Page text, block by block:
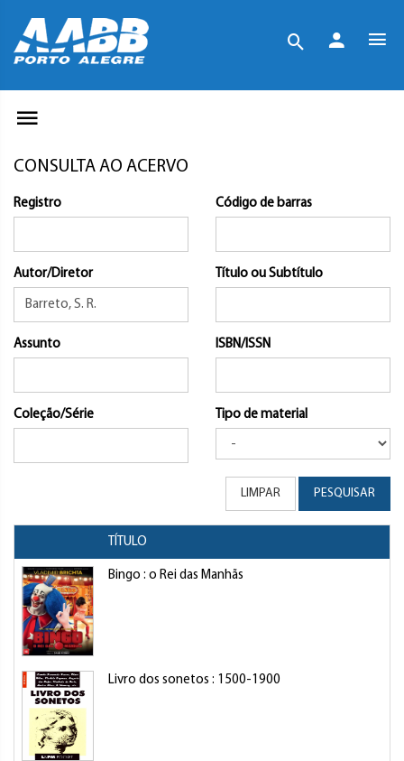
CONSULTA AO ACERVO
Registro Código de barras
Autor/Diretor Título ou Subtítulo
Assunto ISBN/ISSN
Coleção/Série Tipo de material
LIMPAR PESQUISAR
TÍTULO
Bingo : o Rei das Manhãs
Livro dos sonetos : 1500-1900